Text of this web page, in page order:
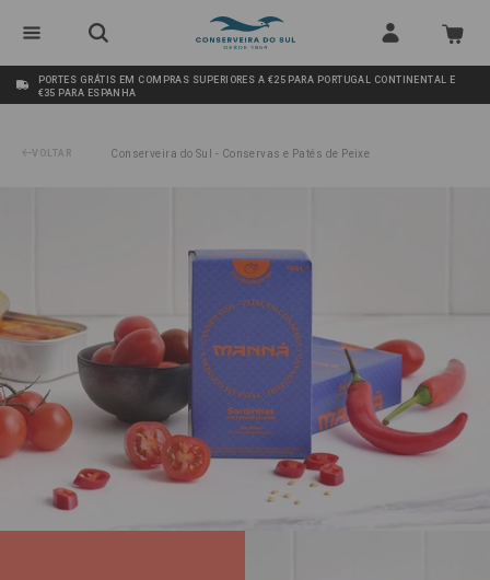
PORTES GRÁTIS EM COMPRAS SUPERIORES A €25 PARA PORTUGAL CONTINENTAL E
€35 PARA ESPANHA
VOLTAR Conserveira do Sul - Conservas e Patés de Peixe